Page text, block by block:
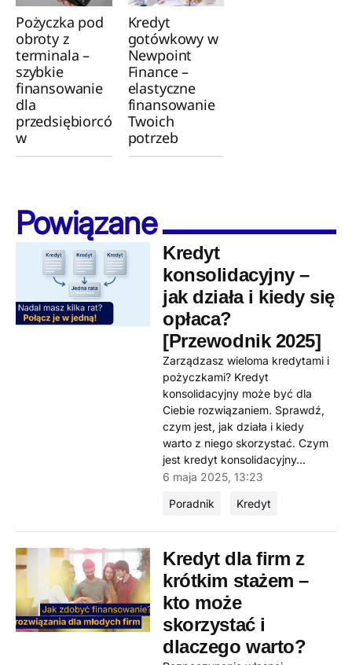
Pożyczka pod
obroty z
terminala –
szybkie
finansowanie
dla
przedsiębiorcó
w
Kredyt
gotówkowy w
Newpoint
Finance –
elastyczne
finansowanie
Twoich
potrzeb
Powiązane
Kredyt
konsolidacyjny –
jak działa i kiedy się
opłaca?
[Przewodnik 2025]
Zarządzasz wieloma kredytami i
pożyczkami? Kredyt
konsolidacyjny może być dla
Ciebie rozwiązaniem. Sprawdź,
czym jest, jak działa i kiedy
warto z niego skorzystać. Czym
jest kredyt konsolidacyjny...
6 maja 2025, 13:23
Poradnik
Kredyt
Kredyt dla firm z
krótkim stażem –
kto może
skorzystać i
dlaczego warto?